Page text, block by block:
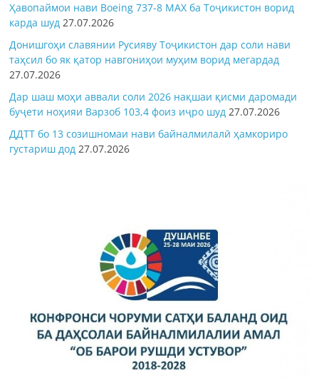
Ҳавопаймои нави Boeing 737-8 MAX ба Тоҷикистон ворид
карда шуд 27.07.2026
Донишгоҳи славянии Русияву Тоҷикистон дар соли нави
таҳсил бо як қатор навгониҳои муҳим ворид мегардад
27.07.2026
Дар шаш моҳи аввали соли 2026 нақшаи қисми даромади
буҷети ноҳияи Варзоб 103,4 фоиз иҷро шуд 27.07.2026
ДДТТ бо 13 созишномаи нави байналмилалӣ ҳамкориро
густариш дод 27.07.2026